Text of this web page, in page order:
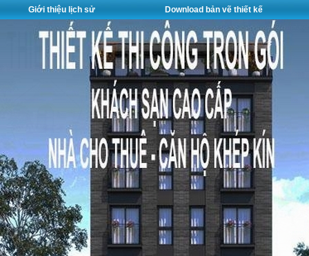
Giới thiệu lịch sử Download bản vẽ thiết kế